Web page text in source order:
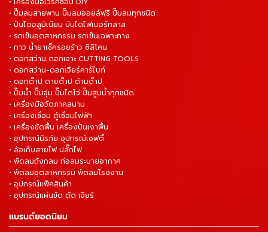
• ปั๊มลมสายพาน ปั๊มลมออยล์ฟรี ปั๊มลมทุกชนิด
• ปันไดอลูมิเนียม บันไดไฟเบอร์กลาส
• รถเข็นอุตสาหกรรม รถเข็นเฉพาะทาง
• กาว น้ำยาเช็ครอยร้าว ซิลิโคน
• ดอกสว่าน ดอกเจาะ CUTTING TOOLS
• ดอกสว่าน-ดอกเจียร์คาร์ไบท์
• ดอกต๊าป ดายต๊าป ด้ามต๊าป
• ปั๊มน้ำ ปั๊มจุ่ม ปั๊มไดโว่ ปั๊มสูบน้ำทุกชนิด
• เครื่องมือวัดภาคสนาม
• เครื่องเชื่อม ตู้เชื่อมไฟฟ้า
• เครื่องขัดพื้น เครื่องปั่นเงาพื้น
• อุปกรณ์นิรภัย อุปกรณ์เซฟตี้
• ล้อเก็บสายไฟ ปลั๊กไฟ
• พัดลมถังกลม ท่อลมระบายอากาศ
• พัดลมอุตสาหกรรม พัดลมโรงงาน
• อุปกรณ์แพ็คสินค้า
• อุปกรณ์แผ่นขัด ตัด เจียร์
แบรนด์ยอดนิยม